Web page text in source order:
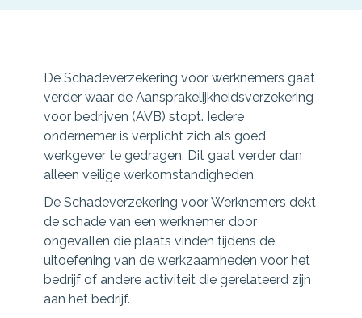
De Schadeverzekering voor werknemers gaat
verder waar de Aansprakelijkheidsverzekering
voor bedrijven (AVB) stopt. Iedere
ondernemer is verplicht zich als goed
werkgever te gedragen. Dit gaat verder dan
alleen veilige werkomstandigheden.
De Schadeverzekering voor Werknemers dekt
de schade van een werknemer door
ongevallen die plaats vinden tijdens de
uitoefening van de werkzaamheden voor het
bedrijf of andere activiteit die gerelateerd zijn
aan het bedrijf.